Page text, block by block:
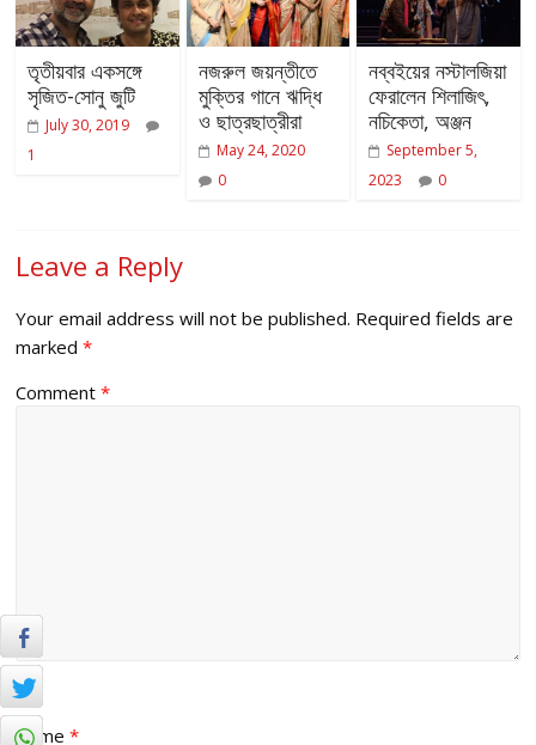
তৃতীয়বার একসঙ্গে
সৃজিত-সোনু জুটি
July 30, 2019
1
নজরুল জয়ন্তীতে
মুক্তির গানে ঋদ্ধি
ও ছাত্রছাত্রীরা
May 24, 2020
0
নব্বইয়ের নস্টালজিয়া
ফেরালেন শিলাজিৎ,
নচিকেতা, অঞ্জন
September 5,
2023
0
Leave a Reply
Your email address will not be published. Required fields are
marked*
Comment*
Name*